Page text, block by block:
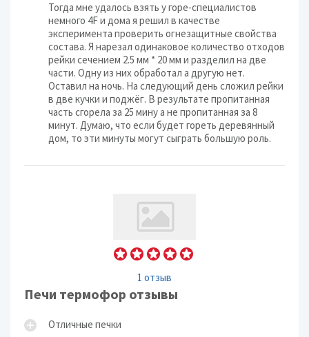
Тогда мне удалось взять у горе-специалистов
немного 4F и дома я решил в качестве
эксперимента проверить огнезащитные свойства
состава. Я нарезал одинаковое количество отходов
рейки сечением 2.5 мм * 20 мм и разделил на две
части. Одну из них обработал а другую нет.
Оставил на ночь. На следующий день сложил рейки
в две кучки и поджёг. В результате пропитанная
часть сгорела за 25 мину а не пропитанная за 8
минут. Думаю, что если будет гореть деревянный
дом, то эти минуты могут сыграть большую роль.
1 отзыв
Печи термофор отзывы
Отличные печки